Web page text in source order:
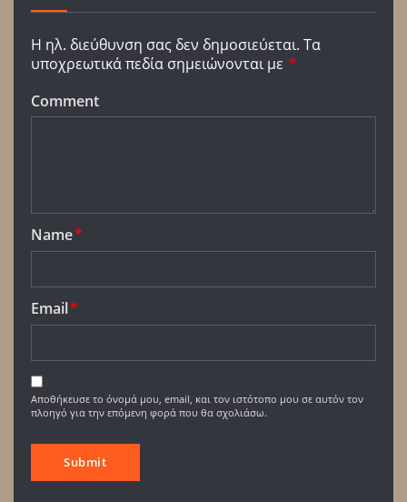
Η ηλ. διεύθυνση σας δεν δημοσιεύεται. Τα
υποχρεωτικά πεδία σημειώνονται με *
Comment
Name*
Email*
Αποθήκευσε το όνομά μου, email, και τον ιστότοπο μου σε αυτόν τον
πλοηγό για την επόμενη φορά που θα σχολιάσω.